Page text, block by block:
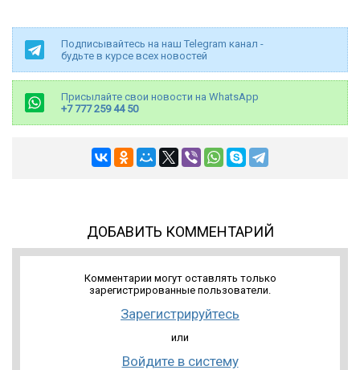
Подписывайтесь на наш Telegram канал -
будьте в курсе всех новостей
Присылайте свои новости на WhatsApp
+7 777 259 44 50
ДОБАВИТЬ КОММЕНТАРИЙ
Комментарии могут оставлять только
зарегистрированные пользователи.
Зарегистрируйтесь
или
Войдите в систему